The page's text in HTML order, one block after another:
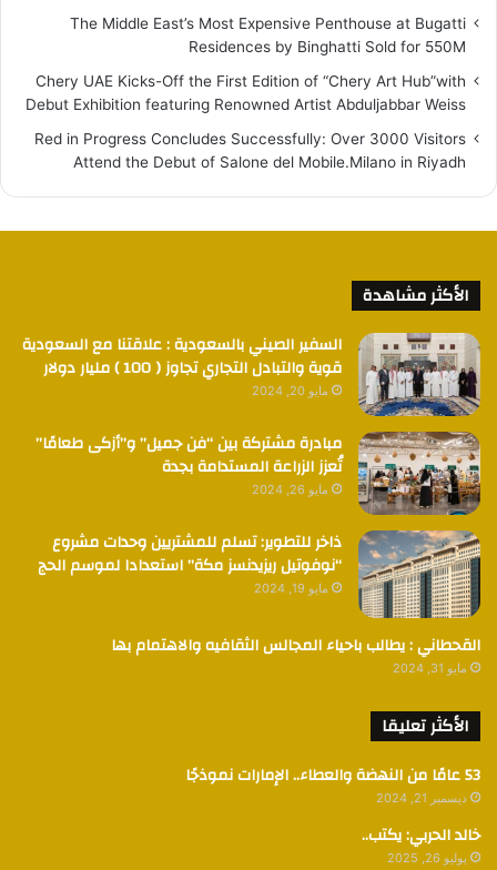
The Middle East’s Most Expensive Penthouse at Bugatti
Residences by Binghatti Sold for 550M
Chery UAE Kicks-Off the First Edition of “Chery Art Hub”with
Debut Exhibition featuring Renowned Artist Abduljabbar Weiss
Red in Progress Concludes Successfully: Over 3000 Visitors
Attend the Debut of Salone del Mobile.Milano in Riyadh
الأكثر مشاهدة
السفير الصيني بالسعودية : علاقتنا مع السعودية
قوية والتبادل التجاري تجاوز ( 100 ) مليار دولار
مايو 20, 2024
مبادرة مشتركة بين “فن جميل” و”أزكى طعامًا”
تُعزز الزراعة المستدامة بجدة
مايو 26, 2024
ذاخر للتطوير: تسلم للمشتريين وحدات مشروع
“نوفوتيل ريزيدنسز مكة” استعدادا لموسم الحج
مايو 19, 2024
القحطاني : يطالب باحياء المجالس الثقافيه والاهتمام بها
مايو 31, 2024
الأكثر تعليقا
53 عامًا من النهضة والعطاء.. الإمارات نموذجًا
ديسمبر 21, 2024
خالد الحربي: يكتب..
يوليو 26, 2025